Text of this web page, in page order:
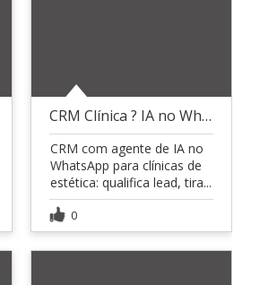
CRM Clínica ? IA no WhatsApp (estética)
CRM com agente de IA no
WhatsApp para clínicas de
estética: qualifica lead, tira...
0